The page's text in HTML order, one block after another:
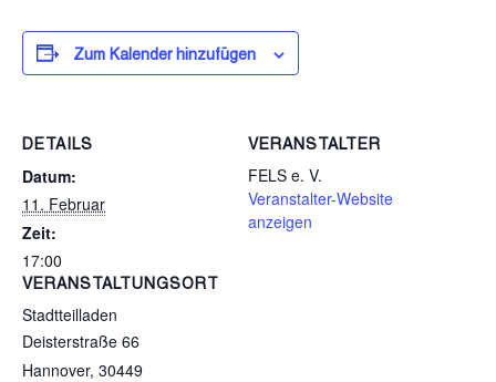
Zum Kalender hinzufügen
DETAILS
Datum:
11. Februar
Zeit:
17:00
VERANSTALTUNGSORT
Stadtteilladen
Deisterstraße 66
Hannover, 30449
VERANSTALTER
FELS e. V.
Veranstalter-Website
anzeigen